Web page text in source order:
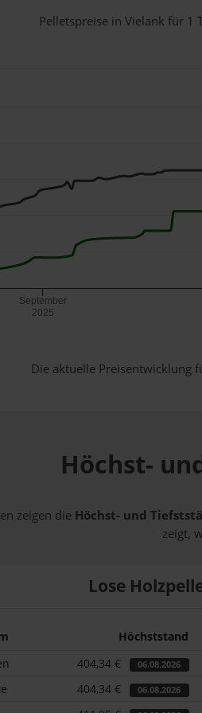
Pelletspreise in Vielank für 1
September
2025
Die aktuelle Preisentwicklung
Höchst-
zeigen die Höchst- und
zeigt,
Lose
Höchststand
404,34 € 06.08.2026
404,34 € 06.08.2026